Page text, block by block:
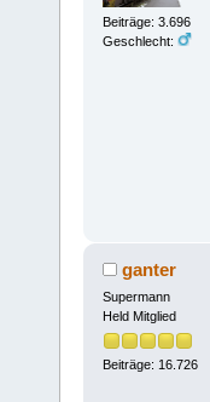
Beiträge: 3.696
Geschlecht:
ganter
Supermann
Held Mitglied
Beiträge: 16.726